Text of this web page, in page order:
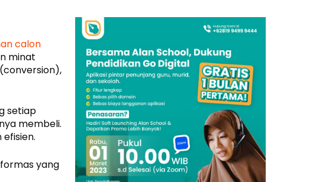
calon
minat
setiap
membeli.
yang